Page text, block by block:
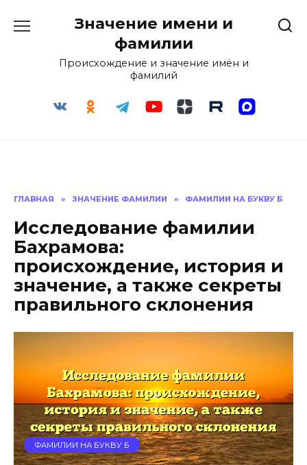
Значение имени и
фамилии
Происхождение и значение имён и
фамилий
ГЛАВНАЯ » ЗНАЧЕНИЕ ФАМИЛИИ » ФАМИЛИИ НА БУКВУ Б
Исследование фамилии
Бахрамова:
происхождение, история и
значение, а также секреты
правильного склонения
ФАМИЛИИ НА БУКВУ Б